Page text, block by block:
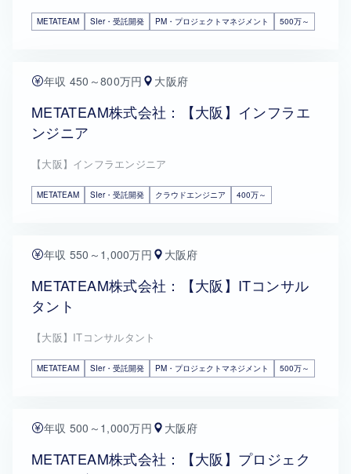
METATEAM SIer・受託開発 PM・プロジェクトマネジメント 500万～
年収 450～800万円 大阪府
METATEAM株式会社：【大阪】インフラエ
ンジニア
【大阪】インフラエンジニア
METATEAM SIer・受託開発 クラウドエンジニア 400万～
年収 550～1,000万円 大阪府
METATEAM株式会社：【大阪】ITコンサル
タント
【大阪】ITコンサルタント
METATEAM SIer・受託開発 PM・プロジェクトマネジメント 500万～
年収 500～1,000万円 大阪府
METATEAM株式会社：【大阪】プロジェク